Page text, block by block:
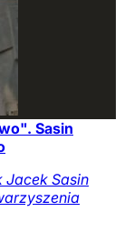
Sasin
Jacek Sasin